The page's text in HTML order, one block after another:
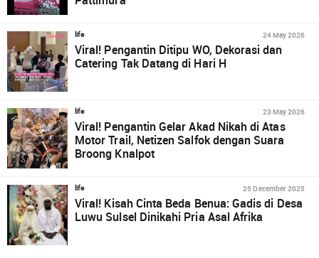
life 24 May 2026
Viral! Pengantin Ditipu WO, Dekorasi dan
Catering Tak Datang di Hari H
life 23 May 2026
Viral! Pengantin Gelar Akad Nikah di Atas
Motor Trail, Netizen Salfok dengan Suara
Broong Knalpot
life 25 December 2025
Viral! Kisah Cinta Beda Benua: Gadis di Desa
Luwu Sulsel Dinikahi Pria Asal Afrika